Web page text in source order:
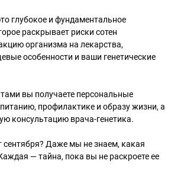
глубокое и фундаментальное
раскрывает риски сотен
организма на лекарства,
особенности и ваши генетические
вы получаете персональные
профилактике и образу жизни, а
консультацию врача-генетика.
сентября? Даже мы не знаем, какая
— тайна, пока вы не раскроете ее